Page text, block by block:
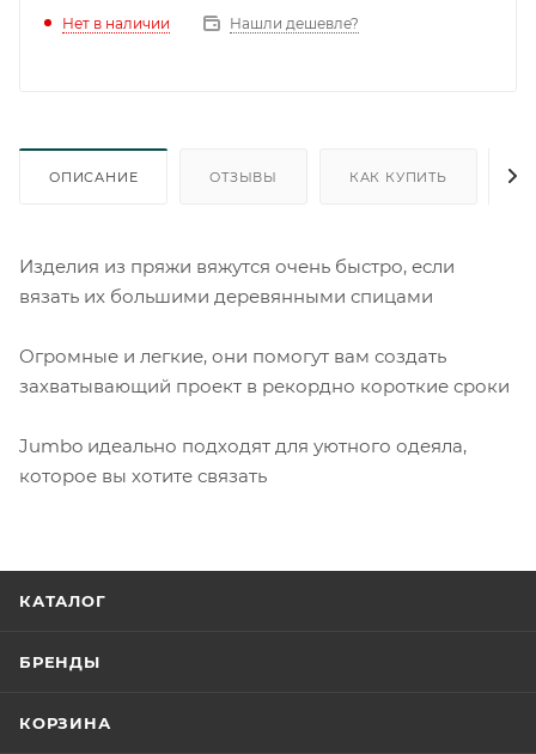
Нет в наличии Нашли дешевле?
ОПИСАНИЕ ОТЗЫВЫ КАК КУПИТЬ
Изделия из пряжи вяжутся очень быстро, если
вязать их большими деревянными спицами
Огромные и легкие, они помогут вам создать
захватывающий проект в рекордно короткие сроки
Jumbo идеально подходят для уютного одеяла,
которое вы хотите связать
КАТАЛОГ
БРЕНДЫ
КОРЗИНА